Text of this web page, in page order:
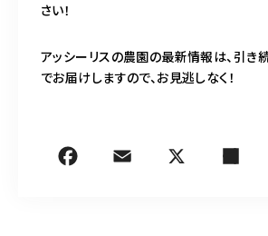
さい！
アッシーリスの農園の最新情報は、引き
でお届けしますので、お見逃しなく！